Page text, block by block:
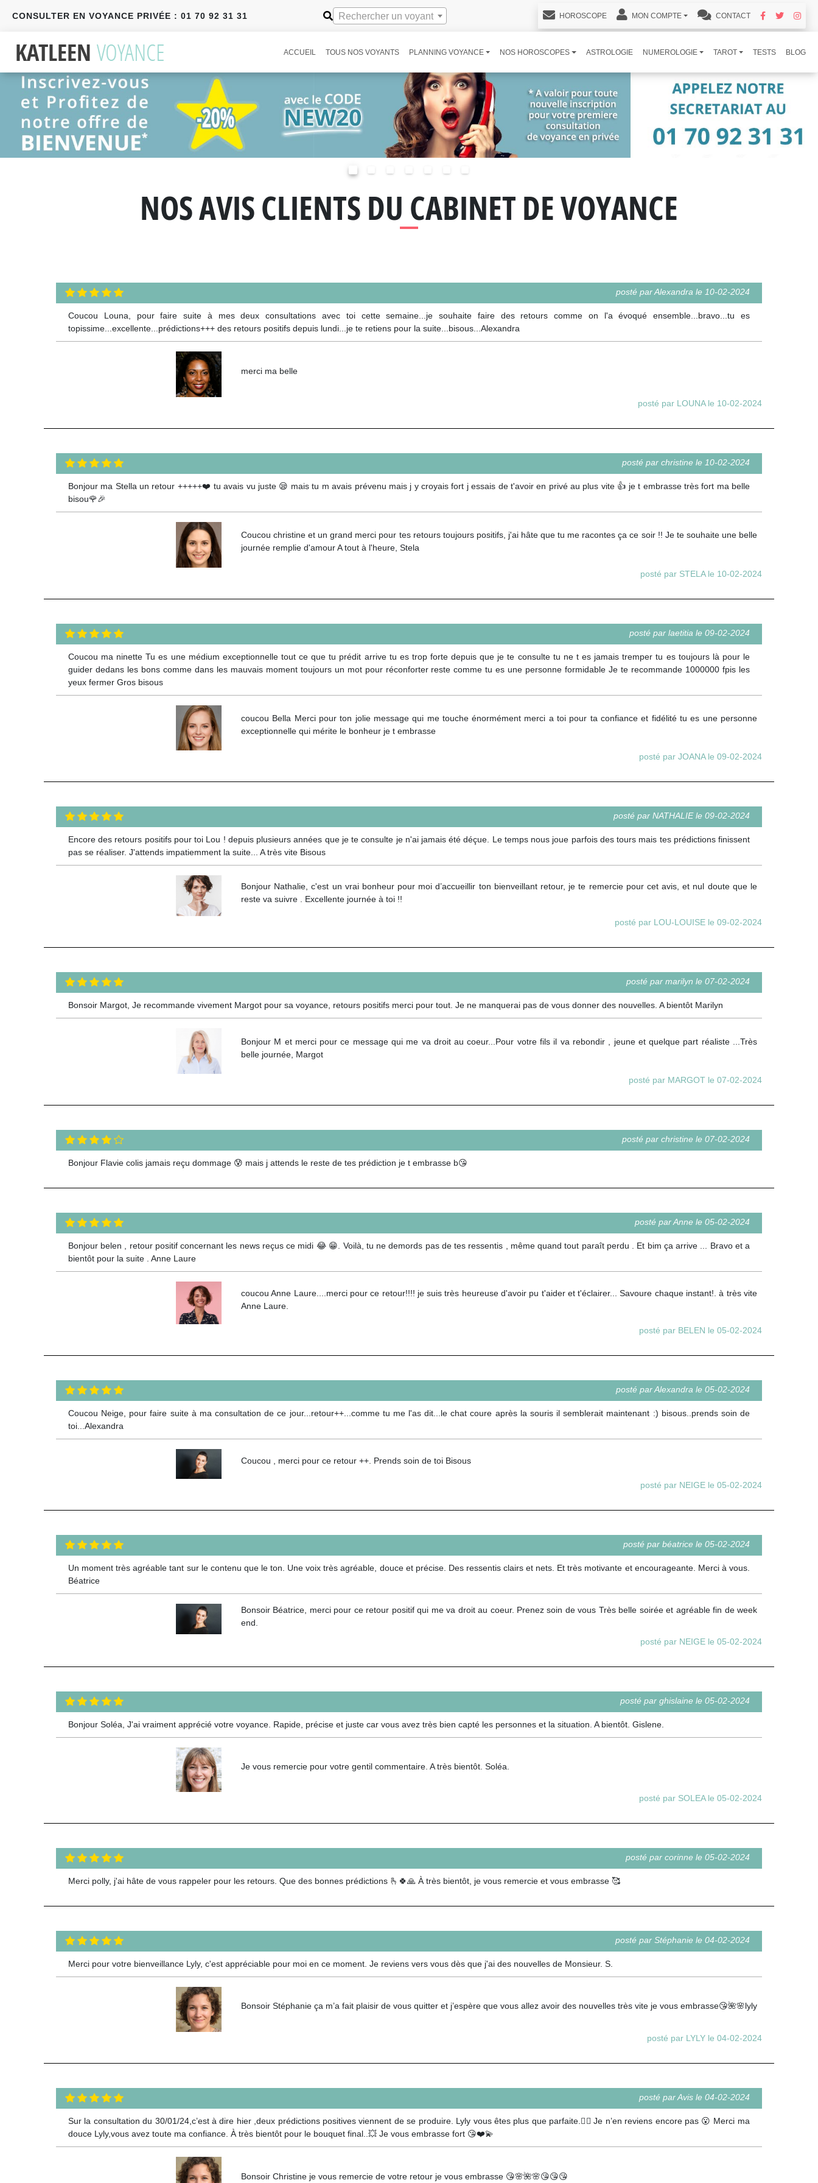
CONSULTER EN VOYANCE PRIVÉE : 01 70 92 31 31 Rechercher un voyant HOROSCOPE MON COMPTE CONTACT
ACCUEIL TOUS NOS VOYANTS PLANNING VOYANCE NOS HOROSCOPES ASTROLOGIE NUMEROLOGIE TAROT TESTS BLOG
NOS AVIS CLIENTS DU CABINET DE VOYANCE
posté par Alexandra le 10-02-2024
Coucou Louna, pour faire suite à mes deux consultations avec toi cette semaine...je souhaite faire des retours comme on l'a évoqué ensemble...bravo...tu es
topissime...excellente...prédictions+++ des retours positifs depuis lundi...je te retiens pour la suite...bisous...Alexandra
merci ma belle
posté par LOUNA le 10-02-2024
posté par christine le 10-02-2024
Bonjour ma Stella un retour +++++❤️ tu avais vu juste 😪 mais tu m avais prévenu mais j y croyais fort j essais de t'avoir en privé au plus vite 👍 je t embrasse très fort ma belle
bisou🌹🎉
Coucou christine et un grand merci pour tes retours toujours positifs, j'ai hâte que tu me racontes ça ce soir !! Je te souhaite une belle
journée remplie d'amour A tout à l'heure, Stela
posté par STELA le 10-02-2024
posté par laetitia le 09-02-2024
Coucou ma ninette Tu es une médium exceptionnelle tout ce que tu prédit arrive tu es trop forte depuis que je te consulte tu ne t es jamais tremper tu es toujours là pour le
guider dedans les bons comme dans les mauvais moment toujours un mot pour réconforter reste comme tu es une personne formidable Je te recommande 1000000 fpis les
yeux fermer Gros bisous
coucou Bella Merci pour ton jolie message qui me touche énormément merci a toi pour ta confiance et fidélité tu es une personne
exceptionnelle qui mérite le bonheur je t embrasse
posté par JOANA le 09-02-2024
posté par NATHALIE le 09-02-2024
Encore des retours positifs pour toi Lou ! depuis plusieurs années que je te consulte je n'ai jamais été déçue. Le temps nous joue parfois des tours mais tes prédictions finissent
pas se réaliser. J'attends impatiemment la suite... A très vite Bisous
Bonjour Nathalie, c'est un vrai bonheur pour moi d’accueillir ton bienveillant retour, je te remercie pour cet avis, et nul doute que le
reste va suivre . Excellente journée à toi !!
posté par LOU-LOUISE le 09-02-2024
posté par marilyn le 07-02-2024
Bonsoir Margot, Je recommande vivement Margot pour sa voyance, retours positifs merci pour tout. Je ne manquerai pas de vous donner des nouvelles. A bientôt Marilyn
Bonjour M et merci pour ce message qui me va droit au coeur...Pour votre fils il va rebondir , jeune et quelque part réaliste ...Très
belle journée, Margot
posté par MARGOT le 07-02-2024
posté par christine le 07-02-2024
Bonjour Flavie colis jamais reçu dommage 😰 mais j attends le reste de tes prédiction je t embrasse b😘
posté par Anne le 05-02-2024
Bonjour belen , retour positif concernant les news reçus ce midi 😂 😁. Voilà, tu ne demords pas de tes ressentis , même quand tout paraît perdu . Et bim ça arrive ... Bravo et a
bientôt pour la suite . Anne Laure
coucou Anne Laure....merci pour ce retour!!!! je suis très heureuse d'avoir pu t'aider et t'éclairer... Savoure chaque instant!. à très vite
Anne Laure.
posté par BELEN le 05-02-2024
posté par Alexandra le 05-02-2024
Coucou Neige, pour faire suite à ma consultation de ce jour...retour++...comme tu me l'as dit...le chat coure après la souris il semblerait maintenant :) bisous..prends soin de
toi...Alexandra
Coucou , merci pour ce retour ++. Prends soin de toi Bisous
posté par NEIGE le 05-02-2024
posté par béatrice le 05-02-2024
Un moment très agréable tant sur le contenu que le ton. Une voix très agréable, douce et précise. Des ressentis clairs et nets. Et très motivante et encourageante. Merci à vous.
Béatrice
Bonsoir Béatrice, merci pour ce retour positif qui me va droit au coeur. Prenez soin de vous Très belle soirée et agréable fin de week
end.
posté par NEIGE le 05-02-2024
posté par ghislaine le 05-02-2024
Bonjour Soléa, J'ai vraiment apprécié votre voyance. Rapide, précise et juste car vous avez très bien capté les personnes et la situation. A bientôt. Gislene.
Je vous remercie pour votre gentil commentaire. A très bientôt. Soléa.
posté par SOLEA le 05-02-2024
posté par corinne le 05-02-2024
Merci polly, j'ai hâte de vous rappeler pour les retours. Que des bonnes prédictions 🫰🍀🙏 À très bientôt, je vous remercie et vous embrasse 🥰
posté par Stéphanie le 04-02-2024
Merci pour votre bienveillance Lyly, c'est appréciable pour moi en ce moment. Je reviens vers vous dès que j'ai des nouvelles de Monsieur. S.
Bonsoir Stéphanie ça m’a fait plaisir de vous quitter et j’espère que vous allez avoir des nouvelles très vite je vous embrasse😘🌺🌸lyly
posté par LYLY le 04-02-2024
posté par Avis le 04-02-2024
Sur la consultation du 30/01/24,c’est à dire hier ,deux prédictions positives viennent de se produire. Lyly vous êtes plus que parfaite.👍🏻 Je n’en reviens encore pas 😮 Merci ma
douce Lyly,vous avez toute ma confiance. À très bientôt pour le bouquet final..💥 Je vous embrasse fort 😘❤️💫
Bonsoir Christine je vous remercie de votre retour je vous embrasse 😘🌸🌺🌸😘😘😘